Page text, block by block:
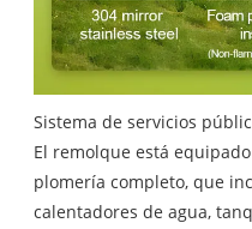
Sistema de servicios
El remolque está
plomería completo, que
calentadores de agua,